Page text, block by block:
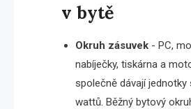
v bytě
Okruh zásuvek - PC,
nabíječky, tiskárna a
společně dávají jednotky
wattů. Běžný bytový